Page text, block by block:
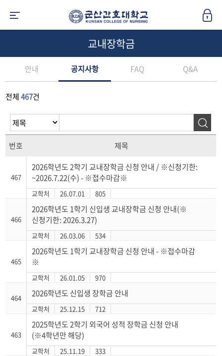
교내장학금
안내 공지사항 FAQ Q&A
전체467건
번호 제목
467
2026학년도 2학기 교내장학금 신청 안내 / ※신청기한:
~2026.7.22(수) - ※접수마감※
교학처 26.07.01 805
466
2026학년도 1학기 신입생 교내장학금 신청 안내(※
신청기한: 2026.3.27)
교학처 26.03.06 534
465
2026학년도 1학기 교내장학금 신청 안내 - ※접수마감
※
교학처 26.01.05 970
464 2026학년도 신입생 장학금 안내
교학처 25.12.15 712
463
2025학년도 2학기 외국어 성적 장학금 신청 안내
(※4학년만 해당)
교학처 25.11.19 333